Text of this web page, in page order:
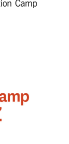
Camp